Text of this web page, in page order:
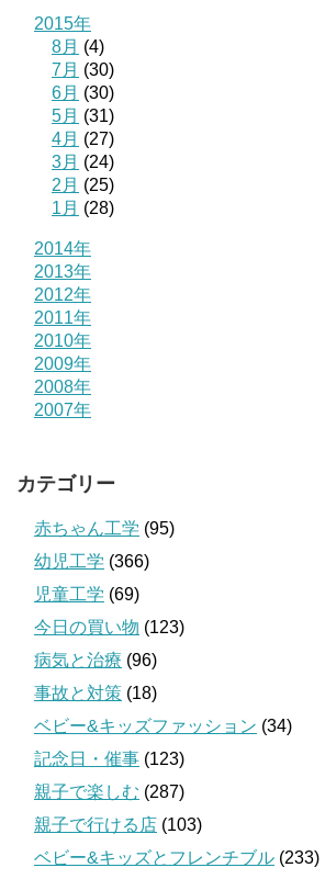
2015年
8月 (4)
7月 (30)
6月 (30)
5月 (31)
4月 (27)
3月 (24)
2月 (25)
1月 (28)
2014年
2013年
2012年
2011年
2010年
2009年
2008年
2007年
カテゴリー
赤ちゃん工学 (95)
幼児工学 (366)
児童工学 (69)
今日の買い物 (123)
病気と治療 (96)
事故と対策 (18)
ベビー&キッズファッション (34)
記念日・催事 (123)
親子で楽しむ (287)
親子で行ける店 (103)
ベビー&キッズとフレンチブル (233)